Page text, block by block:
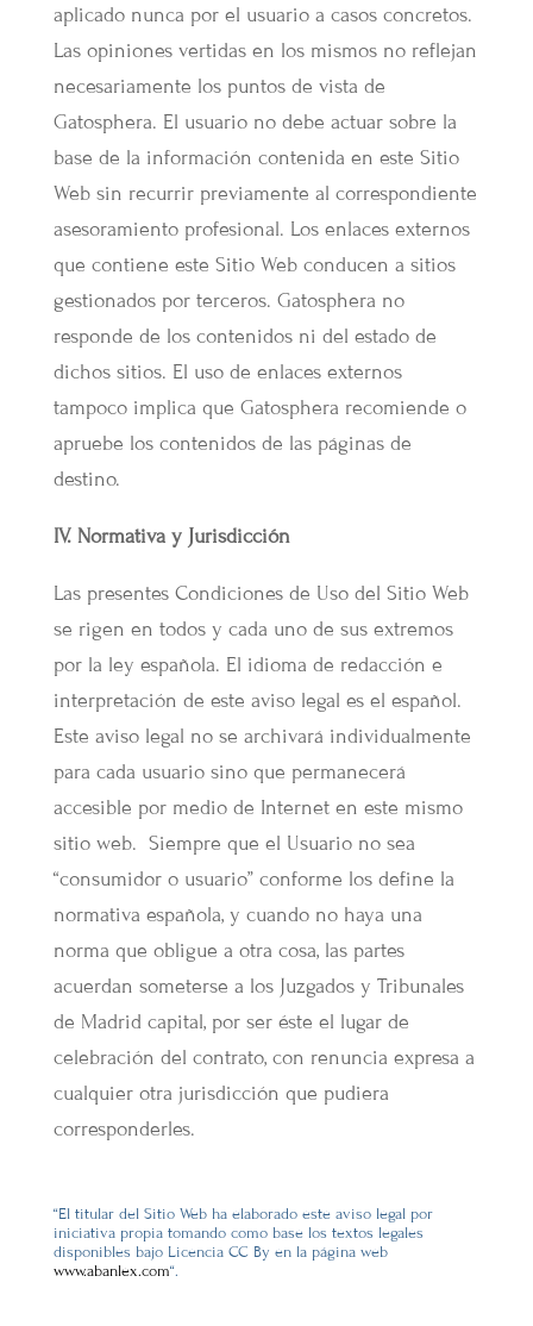
aplicado nunca por el usuario a casos concretos.
Las opiniones vertidas en los mismos no reflejan
necesariamente los puntos de vista de
Gatosphera. El usuario no debe actuar sobre la
base de la información contenida en este Sitio
Web sin recurrir previamente al correspondiente
asesoramiento profesional. Los enlaces externos
que contiene este Sitio Web conducen a sitios
gestionados por terceros. Gatosphera no
responde de los contenidos ni del estado de
dichos sitios. El uso de enlaces externos
tampoco implica que Gatosphera recomiende o
apruebe los contenidos de las páginas de
destino.
IV. Normativa y Jurisdicción
Las presentes Condiciones de Uso del Sitio Web
se rigen en todos y cada uno de sus extremos
por la ley española. El idioma de redacción e
interpretación de este aviso legal es el español.
Este aviso legal no se archivará individualmente
para cada usuario sino que permanecerá
accesible por medio de Internet en este mismo
sitio web. Siempre que el Usuario no sea
“consumidor o usuario” conforme los define la
normativa española, y cuando no haya una
norma que obligue a otra cosa, las partes
acuerdan someterse a los Juzgados y Tribunales
de Madrid capital, por ser éste el lugar de
celebración del contrato, con renuncia expresa a
cualquier otra jurisdicción que pudiera
corresponderles.
“El titular del Sitio Web ha elaborado este aviso legal por
iniciativa propia tomando como base los textos legales
disponibles bajo Licencia CC By en la página web
www.abanlex.com“.